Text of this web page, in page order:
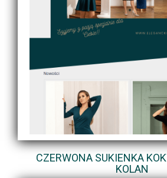
CZERWONA SUKIENKA
KOLAN